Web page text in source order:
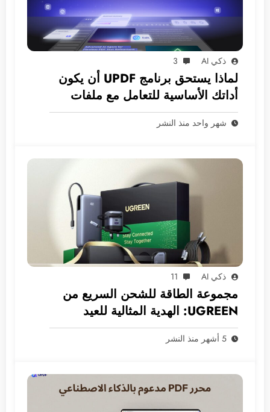
ذكي AI 3
لماذا يستحق برنامج UPDF أن يكون
أداتك الأساسية للتعامل مع ملفات
PDF؟
شهر واحد منذ النشر
ذكي AI 11
مجموعة الطاقة للشحن السريع من
UGREEN: الهدية المثالية للعيد
5 أشهر منذ النشر